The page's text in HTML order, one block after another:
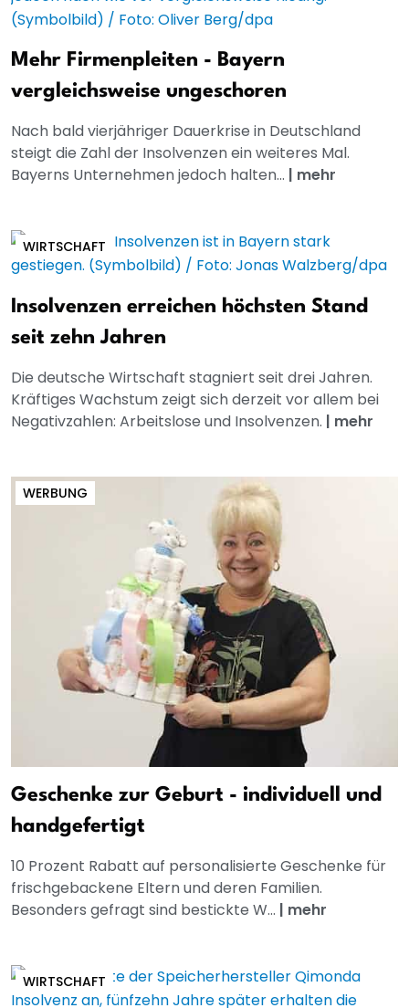
Mehr Firmenpleiten - Bayern
vergleichsweise ungeschoren
Nach bald vierjähriger Dauerkrise in Deutschland
steigt die Zahl der Insolvenzen ein weiteres Mal.
Bayerns Unternehmen jedoch halten... | mehr
WIRTSCHAFT
Insolvenzen erreichen höchsten Stand
seit zehn Jahren
Die deutsche Wirtschaft stagniert seit drei Jahren.
Kräftiges Wachstum zeigt sich derzeit vor allem bei
Negativzahlen: Arbeitslose und Insolvenzen. | mehr
WERBUNG
Geschenke zur Geburt - individuell und
handgefertigt
10 Prozent Rabatt auf personalisierte Geschenke für
frischgebackene Eltern und deren Familien.
Besonders gefragt sind bestickte W... | mehr
WIRTSCHAFT